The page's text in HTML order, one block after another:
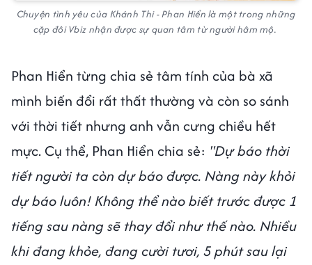
Chuyện tình yêu của Khánh Thi - Phan Hiển là một trong những
cặp đôi Vbiz nhận được sự quan tâm từ người hâm mộ.
Phan Hiển từng chia sẻ tâm tính của bà xã
mình biến đổi rất thất thường và còn so sánh
với thời tiết nhưng anh vẫn cưng chiều hết
mực. Cụ thể, Phan Hiển chia sẻ: "Dự báo thời
tiết người ta còn dự báo được. Nàng này khỏi
dự báo luôn! Không thể nào biết trước được 1
tiếng sau nàng sẽ thay đổi như thế nào. Nhiều
khi đang khỏe, đang cười tươi, 5 phút sau lại